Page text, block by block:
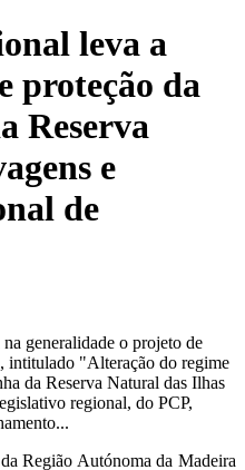
leva a
proteção da
Reserva
e
de
generalidade o projeto de
intitulado "Alteração do regime
da Reserva Natural das Ilhas
regional, do PCP,
Região Autónoma da Madeira